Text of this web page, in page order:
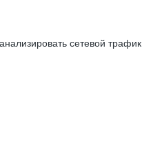
сетевой трафик.